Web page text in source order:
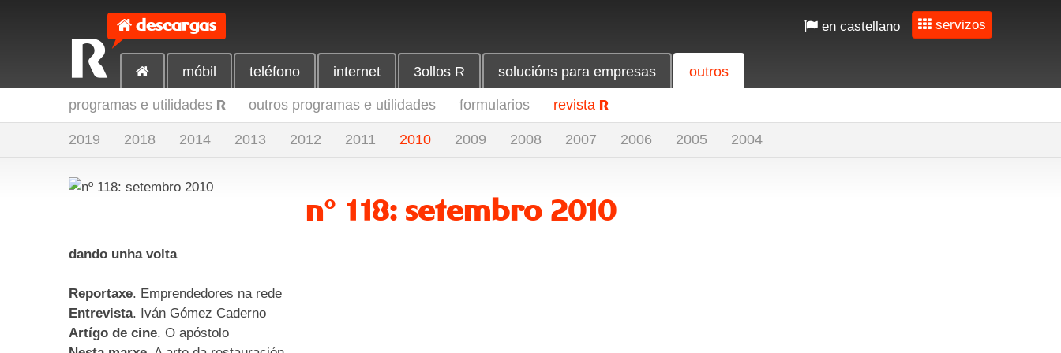
en castellano servizos
R
descargas
móbil teléfono internet 3ollos R solucións para empresas outros
programas e utilidades R outros programas e utilidades formularios revista R
2019 2018 2014 2013 2012 2011 2010 2009 2008 2007 2006 2005 2004
nº 118: setembro 2010
dando unha volta
Reportaxe. Emprendedores na rede
Entrevista. Iván Gómez Caderno
Artígo de cine. O apóstolo